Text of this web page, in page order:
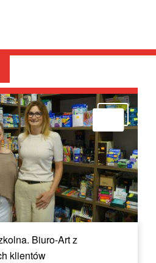
Biuro-Art z
klientów